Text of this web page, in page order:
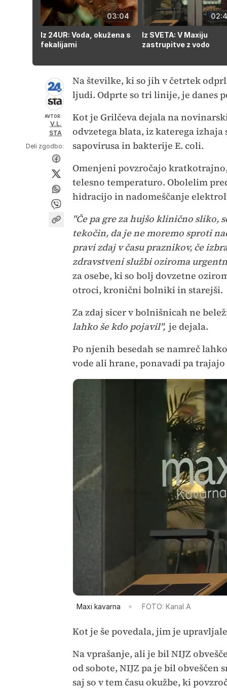
03:04
Iz 24UR: Voda, okužena s
fekalijami
Iz SVETA: V Maxiju
zastrupitve z vodo
AVTOR:
V.L.
STA
Deli zgodbo:
Na številke, ki so jih v četrtek
ljudi. Odprte so tri linije, je danes
Kot je Grilčeva dejala na
odvzetega blata, iz katerega
sapovirusa in bakterije E. coli.
Omenjeni povzročajo
telesno temperaturo. Obolelim
hidracijo in nadomeščanje
"Če pa gre za hujšo klinično sliko,
tekočin, da je ne moremo sproti
pravi zdaj v času praznikov, če
zdravstveni službi oziroma
za osebe, ki so bolj dovzetne
otroci, kronični bolniki in starejši.
Za zdaj sicer v bolnišnicah ne
lahko še kdo pojavil", je dejala.
Po njenih besedah se namreč
vode ali hrane, ponavadi pa
Maxi kavarna FOTO: Kanal A
Kot je še povedala, jim je
Na vprašanje, ali je bil NIJZ
od sobote, NIJZ pa je bil
saj so v tem času okužbe, ki